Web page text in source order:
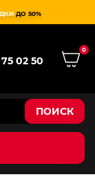
ДО 50%
02 50
0
ПОИСК